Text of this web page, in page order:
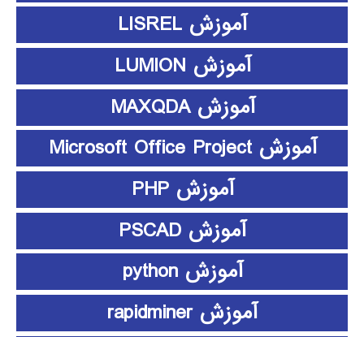
آموزش LISREL
آموزش LUMION
آموزش MAXQDA
آموزش Microsoft Office Project
آموزش PHP
آموزش PSCAD
آموزش python
آموزش rapidminer